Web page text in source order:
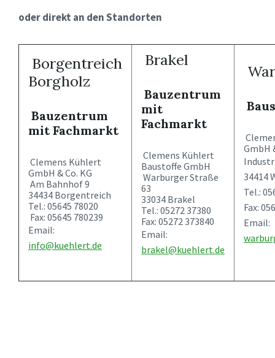
oder direkt an den Standorten
Borgentreich
Borgholz
Bauzentrum
mit Fachmarkt
Clemens Kühlert
GmbH & Co. KG
Am Bahnhof 9
34434 Borgentreich
Tel.: 05645 78020
Fax: 05645 780239
Email:
info@kuehlert.de
Brakel
Bauzentrum
mit
Fachmarkt
Clemens Kühlert
Baustoffe GmbH
Warburger Straße
63
33034 Brakel
Tel.: 05272 37380
Fax: 05272 373840
Email:
brakel@kuehlert.de
GmbH
34414
Tel.:
Fax:
Email: